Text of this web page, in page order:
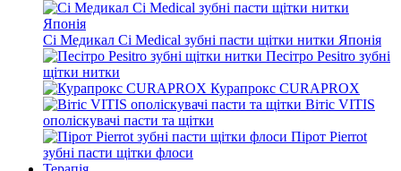
Сі Медикал Ci Medical зубні пасти щітки нитки Японія
Песітро Pesitro зубні
щітки нитки
Курапрокс CURAPROX
Вітіс VITIS
ополіскувачі пасти та щітки
Пірот Pierrot
зубні пасти щітки флоси